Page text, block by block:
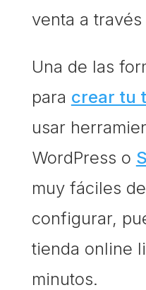
venta a
Una de las
para crear tu
usar
WordPress o
muy fáciles
configurar,
tienda online
minutos.